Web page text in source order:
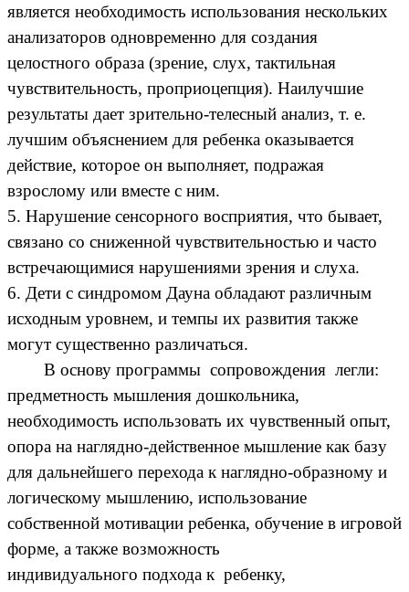
является необходимость использования нескольких
анализаторов одновременно для создания
целостного образа (зрение, слух, тактильная
чувствительность, проприоцепция). Наилучшие
результаты дает зрительно-телесный анализ, т. е.
лучшим объяснением для ребенка оказывается
действие, которое он выполняет, подражая
взрослому или вместе с ним.
5. Нарушение сенсорного восприятия, что бывает,
связано со сниженной чувствительностью и часто
встречающимися нарушениями зрения и слуха.
6. Дети с синдромом Дауна обладают различным
исходным уровнем, и темпы их развития также
могут существенно различаться.
В основу программы сопровождения легли:
предметность мышления дошкольника,
необходимость использовать их чувственный опыт,
опора на наглядно-действенное мышление как базу
для дальнейшего перехода к наглядно-образному и
логическому мышлению, использование
собственной мотивации ребенка, обучение в игровой
форме, а также возможность
индивидуального подхода к ребенку,